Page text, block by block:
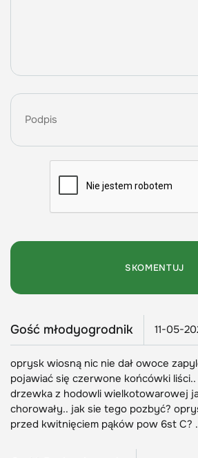
Gość młodyogrodnik 11-05-
oprysk wiosną nic nie dał owoce
pojawiać się czerwone końcówki
drzewka z hodowli wielkotowarowej
chorowały.. jak sie tego pozbyć?
przed kwitnięciem pąków pow 6st C?